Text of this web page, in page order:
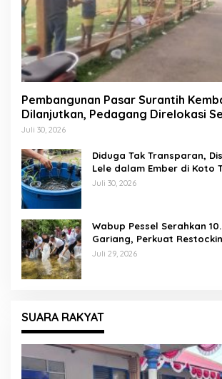
Pembangunan Pasar Surantih
Dilanjutkan, Pedagang Direlokasi
Lapangan Gadih Basanai
Juli 30, 2026
Diduga Tak Transparan,
Lele dalam Ember di Koto
Tuai Sorotan Warga
Juli 30, 2026
Wabup Pessel Serahkan
Gariang, Perkuat
demi Kelestarian Perairan
Juli 29, 2026
SUARA RAKYAT